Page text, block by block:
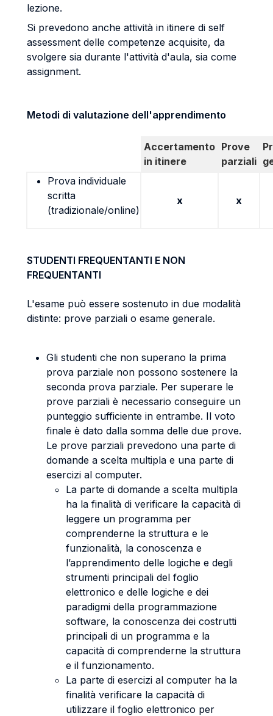
lezione.
Si prevedono anche attività in itinere di self
assessment delle competenze acquisite, da
svolgere sia durante l'attività d'aula, sia come
assignment.
Metodi di valutazione dell'apprendimento
Accertamento
in itinere
Prove
parziali
Prova individuale
scritta
(tradizionale/online)
x x
STUDENTI FREQUENTANTI E NON
FREQUENTANTI
L'esame può essere sostenuto in due modalità
distinte: prove parziali o esame generale.
Gli studenti che non superano la prima
prova parziale non possono sostenere la
seconda prova parziale. Per superare le
prove parziali è necessario conseguire un
punteggio sufficiente in entrambe. Il voto
finale è dato dalla somma delle due prove.
Le prove parziali prevedono una parte di
domande a scelta multipla e una parte di
esercizi al computer.
La parte di domande a scelta multipla
ha la finalità di verificare la capacità di
leggere un programma per
comprenderne la struttura e le
funzionalità, la conoscenza e
l’apprendimento delle logiche e degli
strumenti principali del foglio
elettronico e delle logiche e dei
paradigmi della programmazione
software, la conoscenza dei costrutti
principali di un programma e la
capacità di comprenderne la struttura
e il funzionamento.
La parte di esercizi al computer ha la
finalità verificare la capacità di
utilizzare il foglio elettronico per